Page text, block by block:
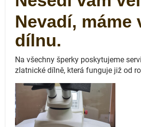
Nevadí, máme
dílnu.
Na všechny šperky poskytujeme
zlatnické dílně, která funguje již od